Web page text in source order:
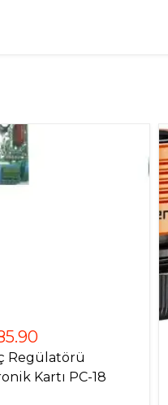
Regülatörü
Kartı PC-18